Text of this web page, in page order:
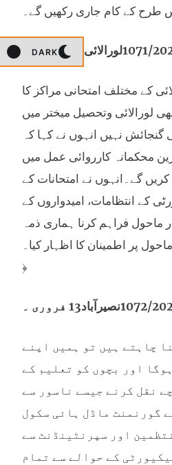
DARK
کے مختلف امتحانی مراکز کا
لورالائی وتحصیل میختر میں
گنجائش نہیں انہوں نے کہا کہ
محکمانہ کارروائی عمل میں
گے۔انہوں نے امتحانات کے
کے انتظامات، امیدواروں کے
ماحول فراہم کرنا ہماری ذمہ
اطمینان کا اظہار کیا۔﴾﴿﴾﴿﴾
﴿
چاہتے ہیں تو ہمیں اپنے
اور بچوں کو تعلیم کے
نقل کرنے جیسے ناسور سے
گورنمنٹ ماڈل ہائی سکول
اور سپرنٹینڈنٹ سے
کے حوالے سے تمام